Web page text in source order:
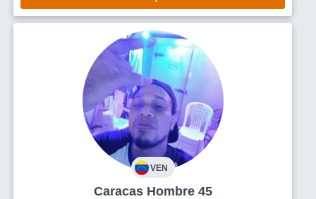
VEN
Caracas Hombre 45